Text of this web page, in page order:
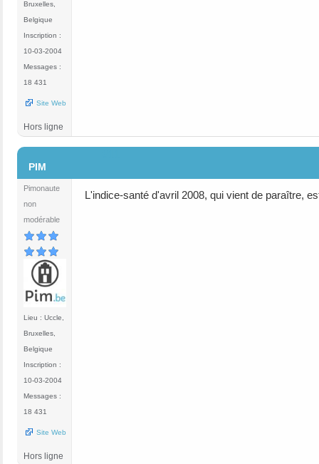
Bruxelles,
Belgique
Inscription :
10-03-2004
Messages :
18 431
Site Web
Hors ligne
PIM
Pimonaute
non
modérable
Lieu : Uccle,
Bruxelles,
Belgique
Inscription :
10-03-2004
Messages :
18 431
Site Web
L'indice-santé d'avril 2008, qui vient de paraître,
Hors ligne